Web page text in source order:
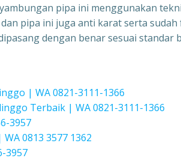
pipa ini menggunakan
pipa ini juga anti karat serta sudah
dengan benar sesuai standar
| WA 0821-3111-1366
Terbaik | WA 0821-3111-1366
3957
0813 3577 1362
3957